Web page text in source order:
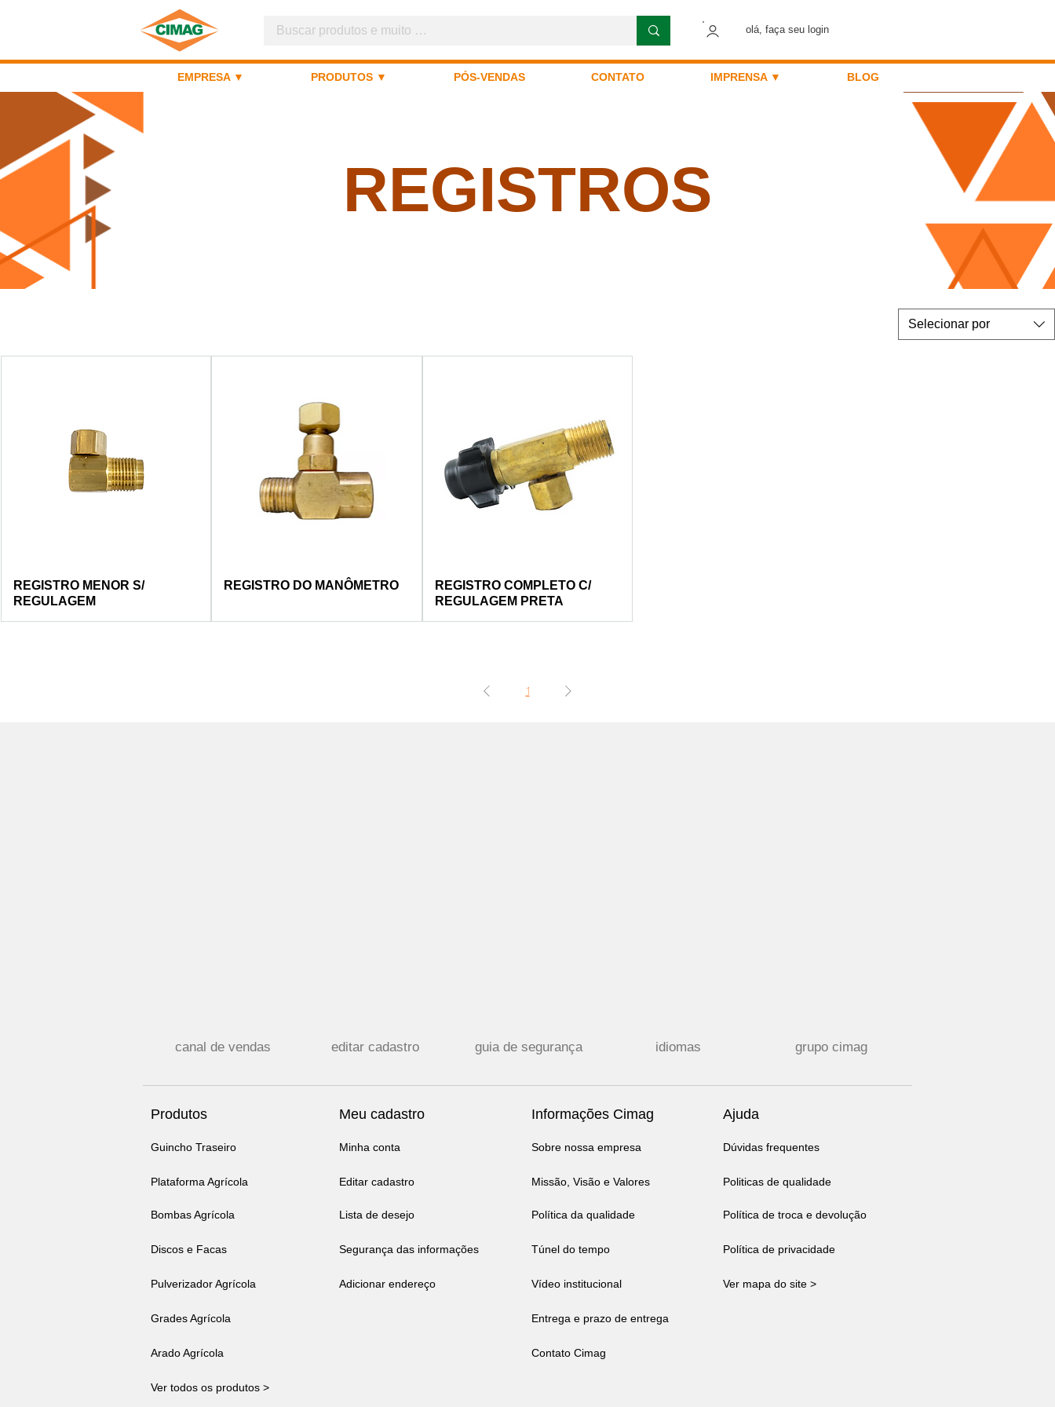
olá, faça seu login
EMPRESA ▼ PRODUTOS ▼ PÓS-VENDAS CONTATO IMPRENSA ▼ BLOG
REGISTROS
Selecionar por
REGISTRO MENOR S/
REGULAGEM
REGISTRO DO MANÔMETRO
REGISTRO COMPLETO C/
REGULAGEM PRETA
1
canal de vendas editar cadastro guia de segurança idiomas grupo cimag
Produtos Meu cadastro Informações Cimag Ajuda
Guincho Traseiro Minha conta Sobre nossa empresa Dúvidas frequentes
Plataforma Agrícola Editar cadastro Missão, Visão e Valores Politicas de qualidade
Bombas Agrícola Lista de desejo Política da qualidade Política de troca e devolução
Discos e Facas Segurança das informações Túnel do tempo Política de privacidade
Pulverizador Agrícola Adicionar endereço Vídeo institucional Ver mapa do site >
Grades Agrícola
Arado Agrícola
Entrega e prazo de entrega
Contato Cimag
Ver todos os produtos >